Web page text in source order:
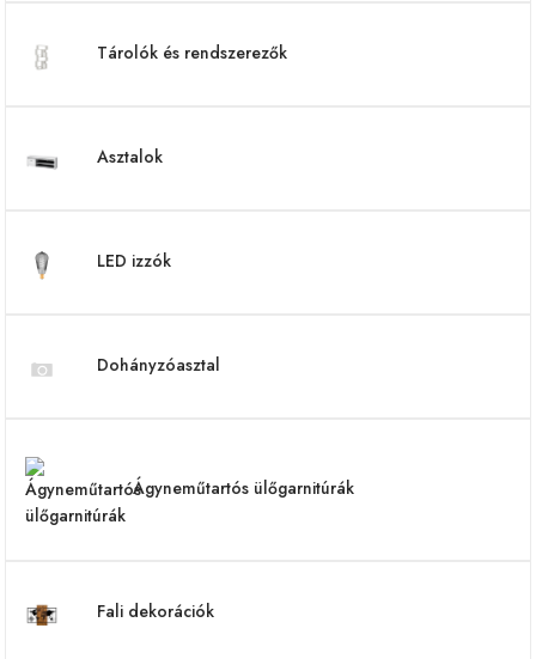
Tárolók és rendszerezők
Asztalok
LED izzók
Dohányzóasztal
Ágyneműtartós ülőgarnitúrák
Fali dekorációk